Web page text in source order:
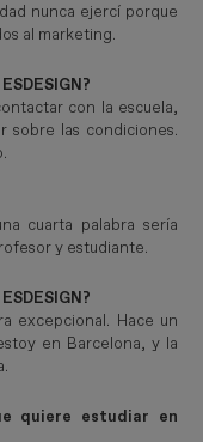
nunca ejercí porque
al marketing.
con la escuela,
sobre las condiciones.
cuarta palabra sería
y estudiante.
excepcional. Hace un
en Barcelona, y la
quiere estudiar en